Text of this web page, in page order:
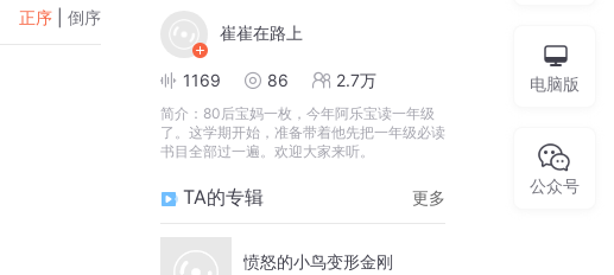
正序 倒序
崔崔在路上
1169 86 2.7万
简介： 80后宝妈一枚，今年阿乐宝读一年级
了。这学期开始，准备带着他先把一年级必读
书目全部过一遍。欢迎大家来听。
TA的专辑 更多
愤怒的小鸟变形金刚
电脑版
公众号